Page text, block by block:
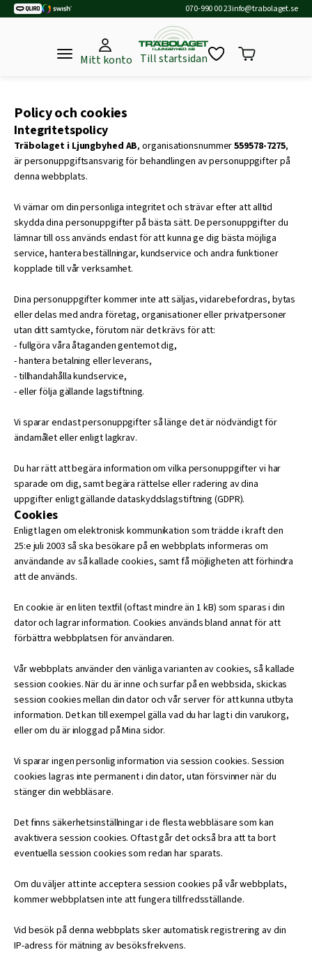
070-990 00 23info@trabolaget.se
Mitt konto Till startsidan
Policy och cookies
Integritetspolicy
Träbolaget i Ljungbyhed AB, organisationsnummer559578-7275,
är personuppgiftsansvarig för behandlingen av personuppgifter på
denna webbplats.
Vi värnar om din personliga integritet och strävar efter att alltid
skydda dina personuppgifter på bästa sätt. De personuppgifter du
lämnar till oss används endast för att kunna ge dig bästa möjliga
service, hantera beställningar, kundservice och andra funktioner
kopplade till vår verksamhet.
Dina personuppgifter kommer inte att säljas, vidarebefordras, bytas
eller delas med andra företag, organisationer eller privatpersoner
utan ditt samtycke, förutom när det krävs för att:
- fullgöra våra åtaganden gentemot dig,
- hantera betalning eller leverans,
- tillhandahålla kundservice,
- eller följa gällande lagstiftning.
Vi sparar endast personuppgifter så länge det är nödvändigt för
ändamålet eller enligt lagkrav.
Du har rätt att begära information om vilka personuppgifter vi har
sparade om dig, samt begära rättelse eller radering av dina
uppgifter enligt gällande dataskyddslagstiftning (GDPR).
Cookies
Enligt lagen om elektronisk kommunikation som trädde i kraft den
25:e juli 2003 så ska besökare på en webbplats informeras om
användande av så kallade cookies, samt få möjligheten att förhindra
att de används.
En cookie är en liten textfil (oftast mindre än 1 kB) som sparas i din
dator och lagrar information. Cookies används bland annat för att
förbättra webbplatsen för användaren.
Vår webbplats använder den vänliga varianten av cookies, så kallade
session cookies. När du är inne och surfar på en webbsida, skickas
session cookies mellan din dator och vår server för att kunna utbyta
information. Det kan till exempel gälla vad du har lagt i din varukorg,
eller om du är inloggad på Mina sidor.
Vi sparar ingen personlig information via session cookies. Session
cookies lagras inte permanent i din dator, utan försvinner när du
stänger din webbläsare.
Det finns säkerhetsinställningar i de flesta webbläsare som kan
avaktivera session cookies. Oftast går det också bra att ta bort
eventuella session cookies som redan har sparats.
Om du väljer att inte acceptera session cookies på vår webbplats,
kommer webbplatsen inte att fungera tillfredsställande.
Vid besök på denna webbplats sker automatisk registrering av din
IP-adress för mätning av besöksfrekvens.